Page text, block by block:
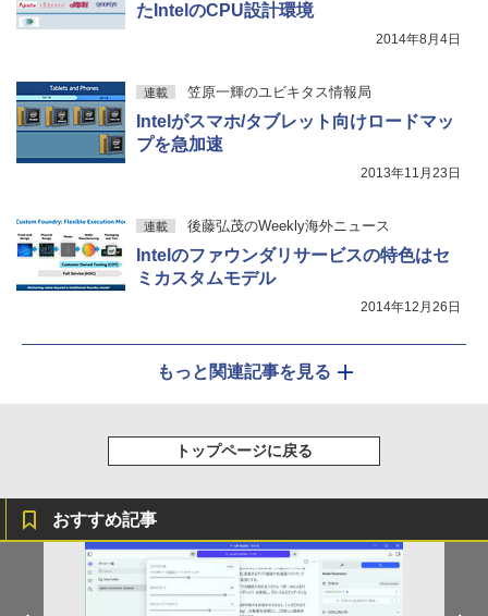
たIntelのCPU設計環境
2014年8月4日
連載 笠原一輝のユビキタス情報局
Intelがスマホ/タブレット向けロードマッ
プを急加速
2013年11月23日
連載 後藤弘茂のWeekly海外ニュース
Intelのファウンダリサービスの特色はセ
ミカスタムモデル
2014年12月26日
もっと関連記事を見る
トップページに戻る
おすすめ記事